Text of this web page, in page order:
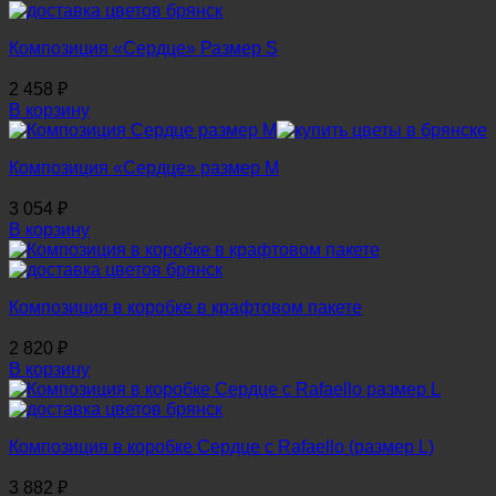
Композиция «Сердце» Размер S
2 458 ₽
В корзину
Композиция «Сердце» размер М
3 054 ₽
В корзину
Композиция в коробке в крафтовом пакете
2 820 ₽
В корзину
Композиция в коробке Сердце с Rafaello (размер L)
3 882 ₽